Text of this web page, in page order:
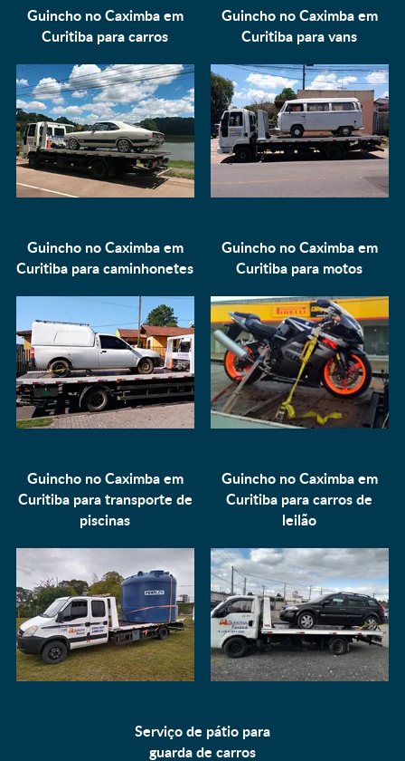
Guincho no Caximba em
Curitiba paracarros
Guincho no Caximba em
Curitiba paravans
Guincho no Caximba em
Curitiba paracaminhonetes
Guincho no Caximba em
Curitiba para motos
Guincho no Caximba em
Curitiba paratransporte de
piscinas
Guincho no Caximba em
Curitiba paracarros de
leilão
Serviço de pátio para
guarda de carros